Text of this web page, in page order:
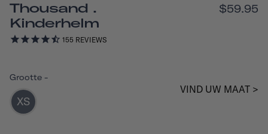
Thousand .
Kinderhelm
155 REVIEWS
$59.95
Grootte -
XS
VIND UW MAAT >